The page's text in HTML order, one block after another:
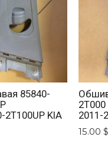
85840-
2T100UP KIA
2011-
15.00 $